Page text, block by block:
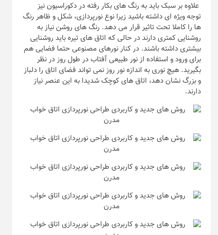
علاوه بر سبک باید به رنگ های بکار رفته در دکوراسیون نیز
توجه ویژه ای داشته باشید زیرا نوع نورپردازی، شکل و ظاهر رنگ
ها را کاملا تحت تاثیر قرار می دهد. رنگ های روشن نیاز به
روشنایی کمتری دارند در حالی که اتاق های تیره باید روشنایی
بیشتری داشته باشند. در کنار نورهای مصنوعی حتما فضایی هم
برای ورود و استفاده از نور طبیعی آفتاب در طول روز در نظر
بگیرید. هیچ نوری به اندازه نور روز نمی تواند فضای اتاق را دلباز
و بزرگ نشان دهد، اتاق های کوچک شدیدا به این عنصر نیاز
دارند.